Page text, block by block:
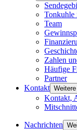
Tonkuhle
Team
Zahlen
Häufige
Partner
Kontakt
Kontakt,
Nachrichten